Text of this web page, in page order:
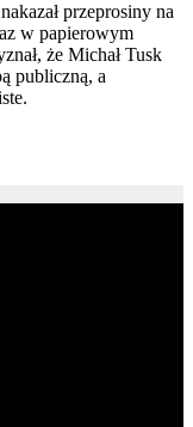
przeprosiny na
w papierowym
że Michał Tusk
publiczną, a